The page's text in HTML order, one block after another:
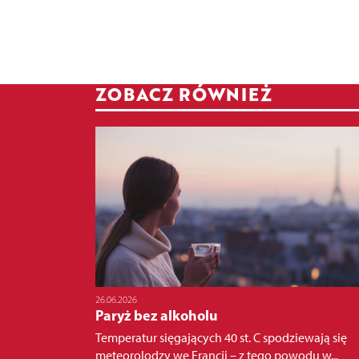
ZOBACZ RÓWNIEŻ
26.06.2026
Paryż bez alkoholu
Temperatur sięgających 40 st. C spodziewają się
meteorolodzy we Francji – z tego powodu w...